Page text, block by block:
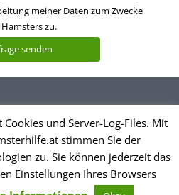
meiner Daten zum Zwecke
zu.
Österreich
und Server-Log-Files. Mit
stimmen Sie der
zu. Sie können jederzeit das
Einstellungen Ihres Browsers